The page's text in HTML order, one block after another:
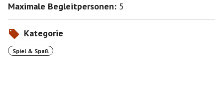
Maximale Begleitpersonen: 5
Kategorie
Spiel & Spaß